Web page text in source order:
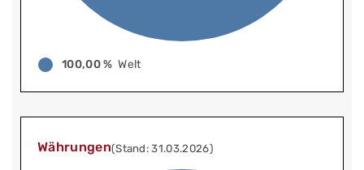
100,00 % Welt
Währungen(Stand: 31.03.2026)